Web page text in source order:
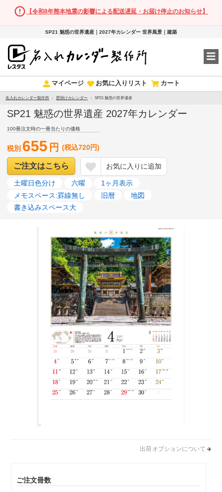
【令和8年熊本地震の影響による配送遅延・お届け停止のお知らせ】
SP21 魅惑の世界遺産｜2027年カレンダー 世界風景｜建築
マイページ お気に入りリスト カート
名入れカレンダー製作所 壁掛けカレンダー SP21 魅惑の世界遺産
SP21 魅惑の世界遺産 2027年カレンダー
100冊注文時の一冊当たりの価格
税別 655 円 (税込720円)
ご注文はこちら お気に入りに追加
土曜日色分け 六曜
1ヶ月表示
メモスペース:罫線無し
旧暦
地図
書き込みスペース大
出荷オプションについて
ご注文冊数